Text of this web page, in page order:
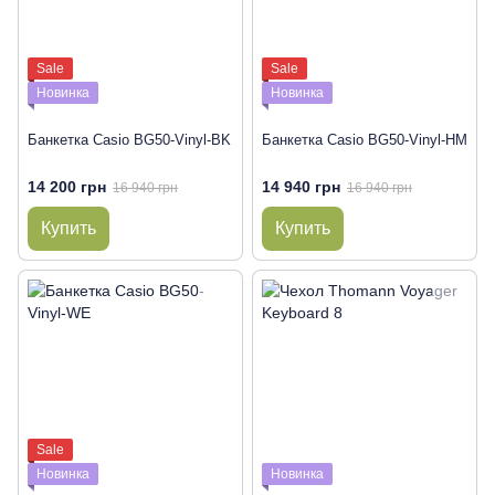
Sale
Новинка
Банкетка Casio BG50-Vinyl-BK
14 200 грн 16 940 грн
Купить
Sale
Новинка
Банкетка Casio BG50-Vinyl-HM
14 940 грн 16 940 грн
Купить
Sale
Новинка
Новинка